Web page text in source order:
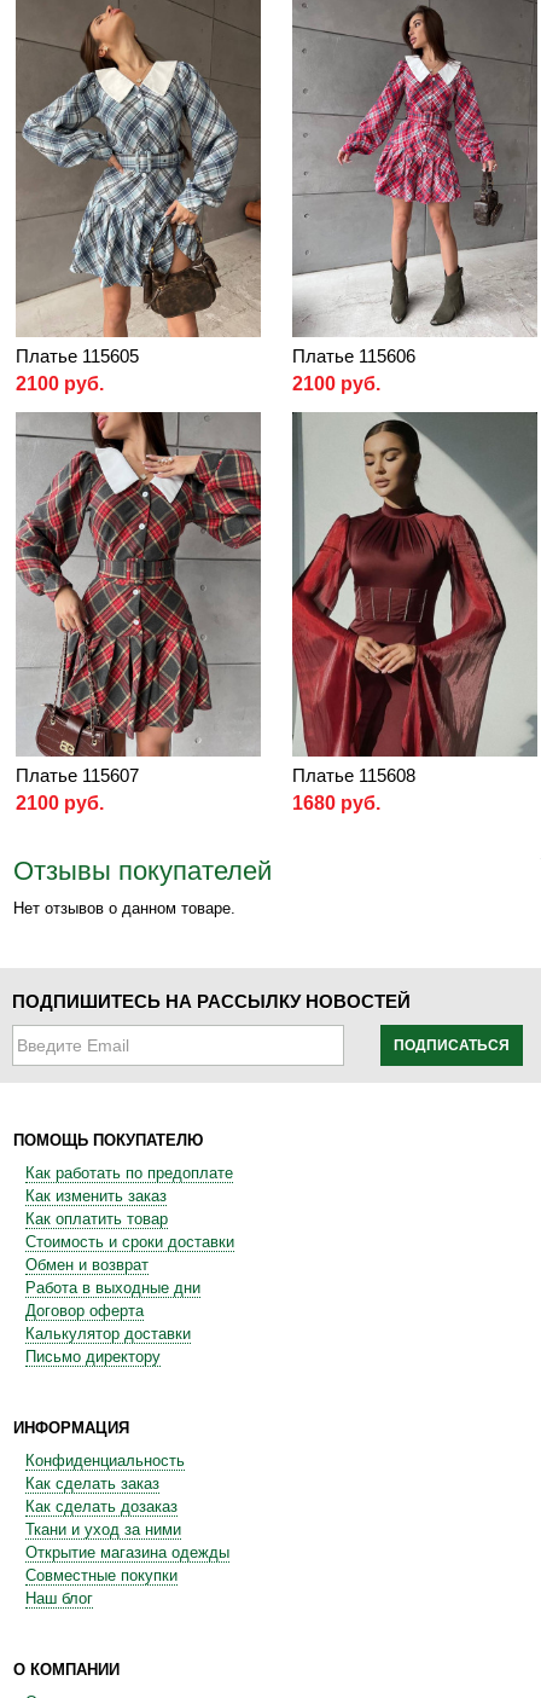
Платье 115605
2100 руб.
Платье 115606
2100 руб.
Платье 115607
2100 руб.
Платье 115608
1680 руб.
Отзывы покупателей
Нет отзывов о данном товаре.
ПОДПИШИТЕСЬ НА РАССЫЛКУ НОВОСТЕЙ
ПОДПИСАТЬСЯ
ПОМОЩЬ ПОКУПАТЕЛЮ
Как работать по предоплате
Как изменить заказ
Как оплатить товар
Стоимость и сроки доставки
Обмен и возврат
Работа в выходные дни
Договор оферта
Калькулятор доставки
Письмо директору
ИНФОРМАЦИЯ
Конфиденциальность
Как сделать заказ
Как сделать дозаказ
Ткани и уход за ними
Открытие магазина одежды
Совместные покупки
Наш блог
О КОМПАНИИ